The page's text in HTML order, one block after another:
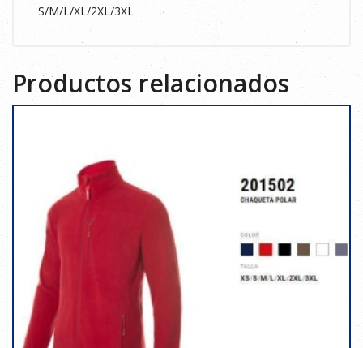
S/M/L/XL/2XL/3XL
Productos relacionados